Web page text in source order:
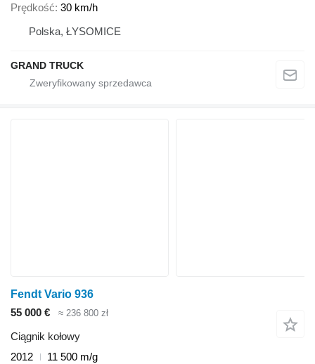
Prędkość 30 km/h
Polska, ŁYSOMICE
GRAND TRUCK
Fendt Vario 936
55 000 €
≈ 236 800 zł
Ciągnik kołowy
2012
11 500 m/g